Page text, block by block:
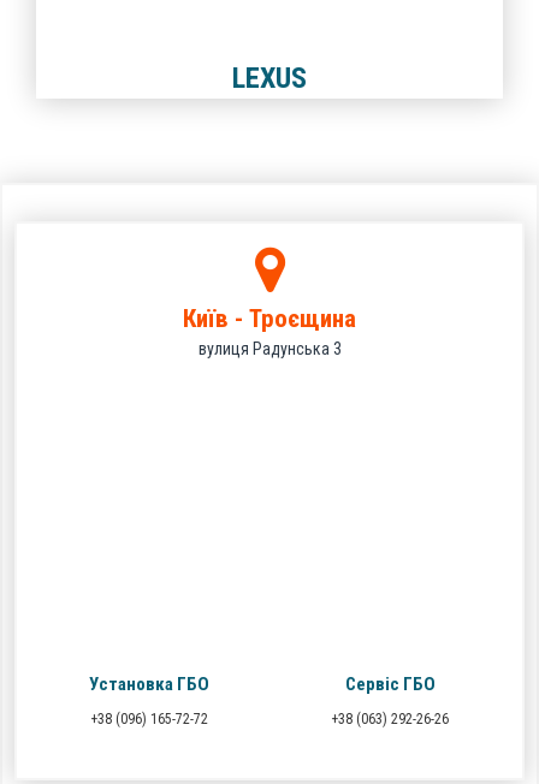
LEXUS
Київ - Троєщина
вулиця Радунська 3
Установка ГБО
+38 (096) 165-72-72
Сервіс ГБО
+38 (063) 292-26-26